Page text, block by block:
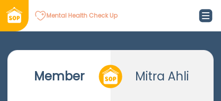
Mental Health Check Up
Member Mitra Ahli